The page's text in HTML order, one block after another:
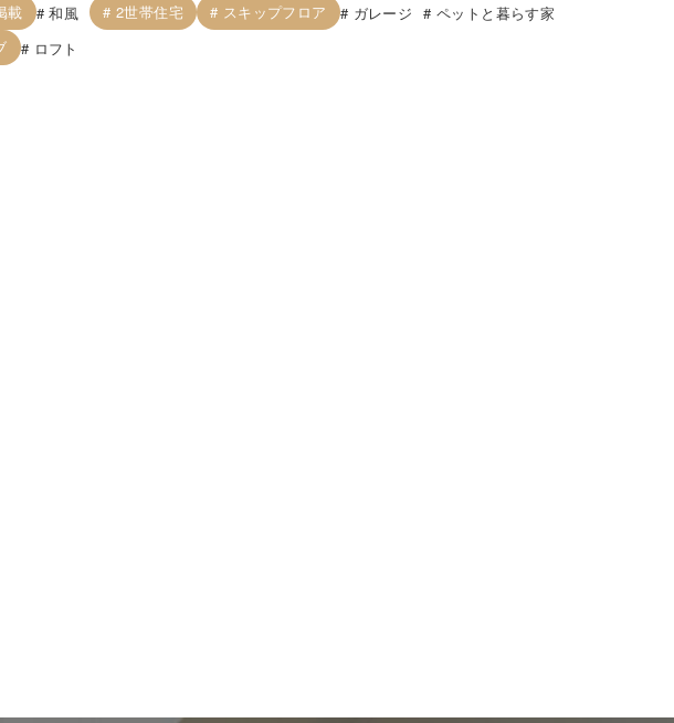
載 和風 2世帯住宅 スキップフロア ガレージ
ペットと暮らす家
ロフト